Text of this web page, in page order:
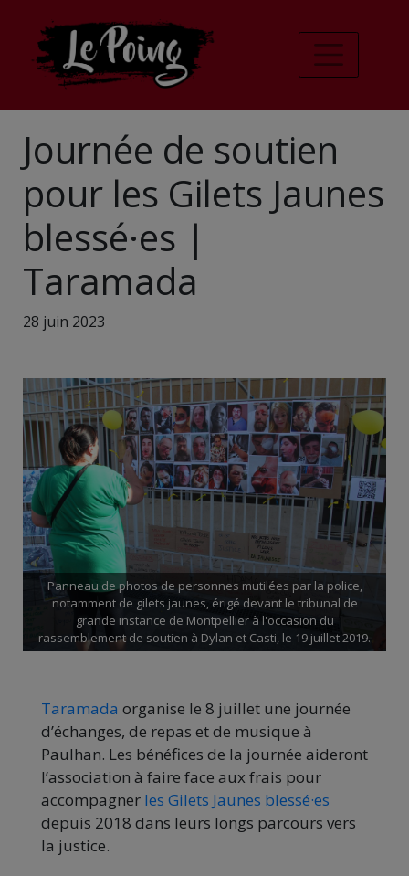
Journée de soutien
pour les Gilets Jaunes
blessé·es |
Taramada
28 juin 2023
Panneau de photos de personnes mutilées par la police,
notamment de gilets jaunes, érigé devant le tribunal de
grande instance de Montpellier à l'occasion du
rassemblement de soutien à Dylan et Casti, le 19 juillet 2019.
Taramada organise le 8 juillet une journée
d’échanges, de repas et de musique à
Paulhan. Les bénéfices de la journée aideront
l’association à faire face aux frais pour
accompagner les Gilets Jaunes blessé·es
depuis 2018 dans leurs longs parcours vers
la justice.